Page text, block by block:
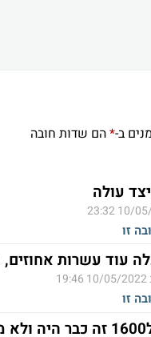
ב-*הם שדות חובה
עולה
10/05/
זו
עוד עשרות
10/05/2022 19:46
זו